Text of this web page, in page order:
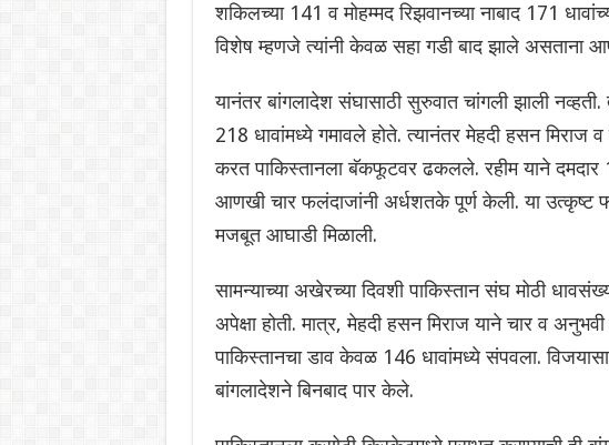
शकिलच्या 141 व मोहम्मद रिझवानच्या नाबाद 171
विशेष म्हणजे त्यांनी केवळ सहा गडी बाद झाले असताना
यानंतर बांगलादेश संघासाठी सुरुवात चांगली झाली
218 धावांमध्ये गमावले होते. त्यानंतर मेहदी हसन मिराज
करत पाकिस्तानला बॅकफूटवर ढकलले. रहीम याने दमदार
आणखी चार फलंदाजांनी अर्धशतके पूर्ण केली. या उत्कृष्ट
मजबूत आघाडी मिळाली.
सामन्याच्या अखेरच्या दिवशी पाकिस्तान संघ मोठी
अपेक्षा होती. मात्र, मेहदी हसन मिराज याने चार व
पाकिस्तानचा डाव केवळ 146 धावांमध्ये संपवला.
बांगलादेशने बिनबाद पार केले.